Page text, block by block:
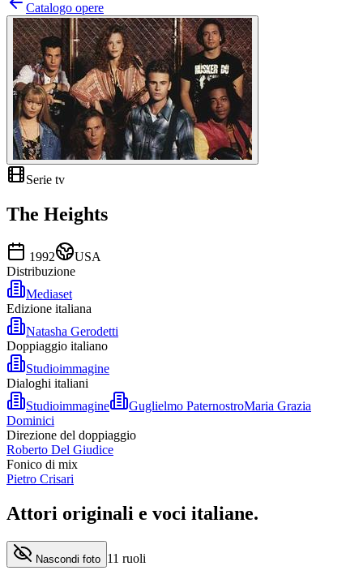
Catalogo opere
Serie tv
The Heights
1992
USA
Distribuzione
Mediaset
Edizione italiana
Natasha Gerodetti
Doppiaggio italiano
Studioimmagine
Dialoghi italiani
Studioimmagine
Guglielmo PaternostroMaria Grazia
Dominici
Direzione del doppiaggio
Roberto Del Giudice
Fonico di mix
Pietro Crisari
Attori originali e voci italiane.
Nascondi foto 11 ruoli